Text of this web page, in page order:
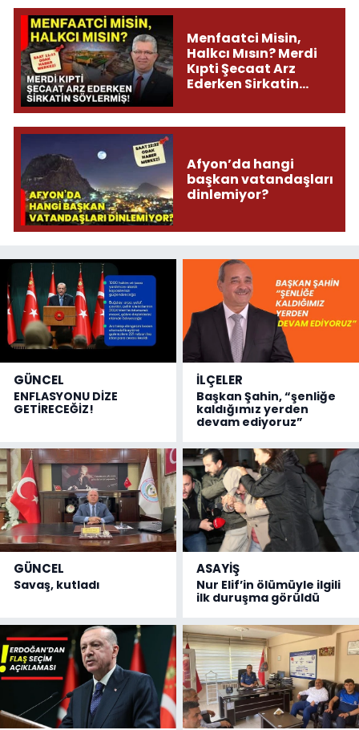
Menfaatci Misin,
Halkcı Mısın? Merdi
Kıpti Şecaat Arz
Ederken Sirkatin
Afyon’da hangi
başkan vatandaşları
dinlemiyor?
GÜNCEL
ENFLASYONU DİZE
GETİRECEĞİZ!
İLÇELER
Başkan Şahin, “şenliğe
kaldığımız yerden
devam ediyoruz”
GÜNCEL
Savaş, kutladı
ASAYİŞ
Nur Elif’in ölümüyle ilgili
ilk duruşma görüldü